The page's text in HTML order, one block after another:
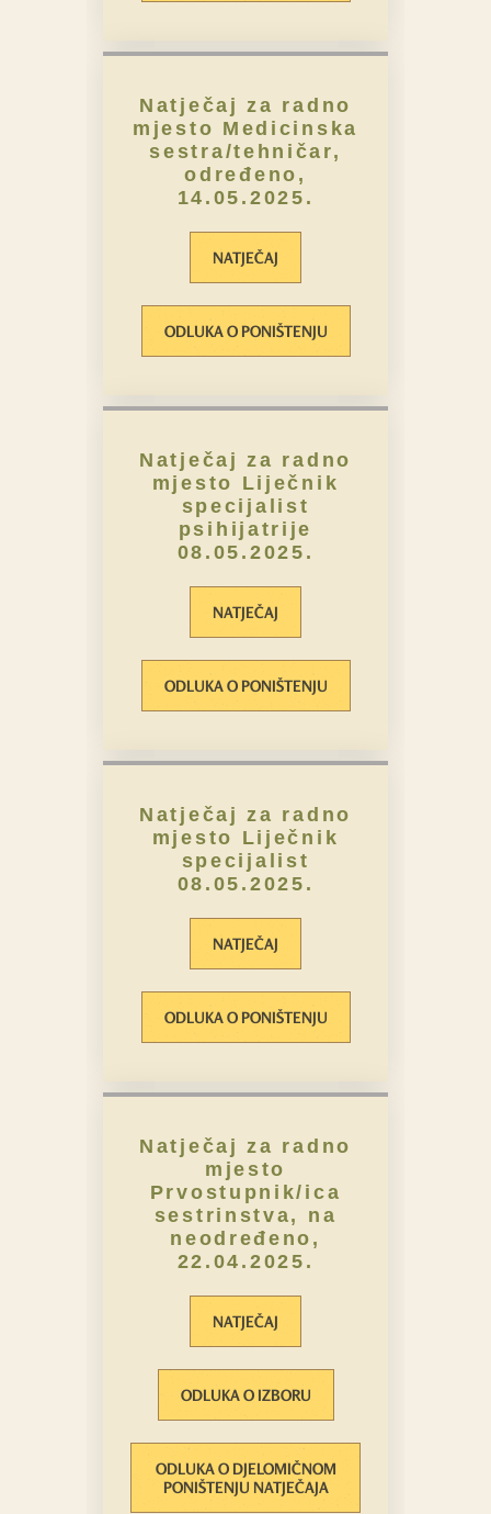
Natječaj za radno
mjesto Medicinska
sestra/tehničar,
određeno,
14.05.2025.
NATJEČAJ
ODLUKA O PONIŠTENJU
Natječaj za radno
mjesto Liječnik
specijalist
psihijatrije
08.05.2025.
NATJEČAJ
ODLUKA O PONIŠTENJU
Natječaj za radno
mjesto Liječnik
specijalist
08.05.2025.
NATJEČAJ
ODLUKA O PONIŠTENJU
Natječaj za radno
mjesto
Prvostupnik/ica
sestrinstva, na
neodređeno,
22.04.2025.
NATJEČAJ
ODLUKA O IZBORU
ODLUKA O DJELOMIČNOM
PONIŠTENJU NATJEČAJA